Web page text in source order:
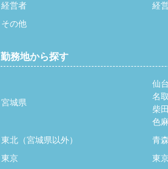
経営者
経
その他
勤務地から探す
宮城県
仙
名
柴
色
東北（宮城県以外）
青
東京
東